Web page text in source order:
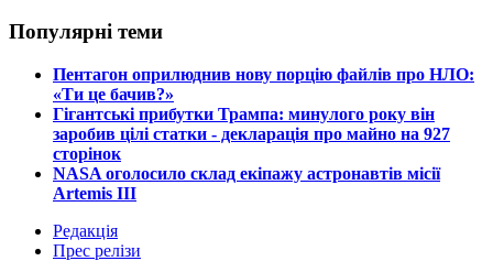
Популярні теми
​Пентагон оприлюднив нову порцію файлів про НЛО:
«Ти це бачив?»
​Гігантські прибутки Трампа: минулого року він
заробив цілі статки - декларація про майно на 927
сторінок
​NASA оголосило склад екіпажу астронавтів місії
Artemis III
Редакція
Прес релізи